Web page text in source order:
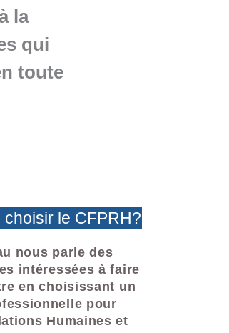
la
qui
toute
le CFPRH?
nous parle des
intéressées à faire
en choisissant un
pour
Humaines et